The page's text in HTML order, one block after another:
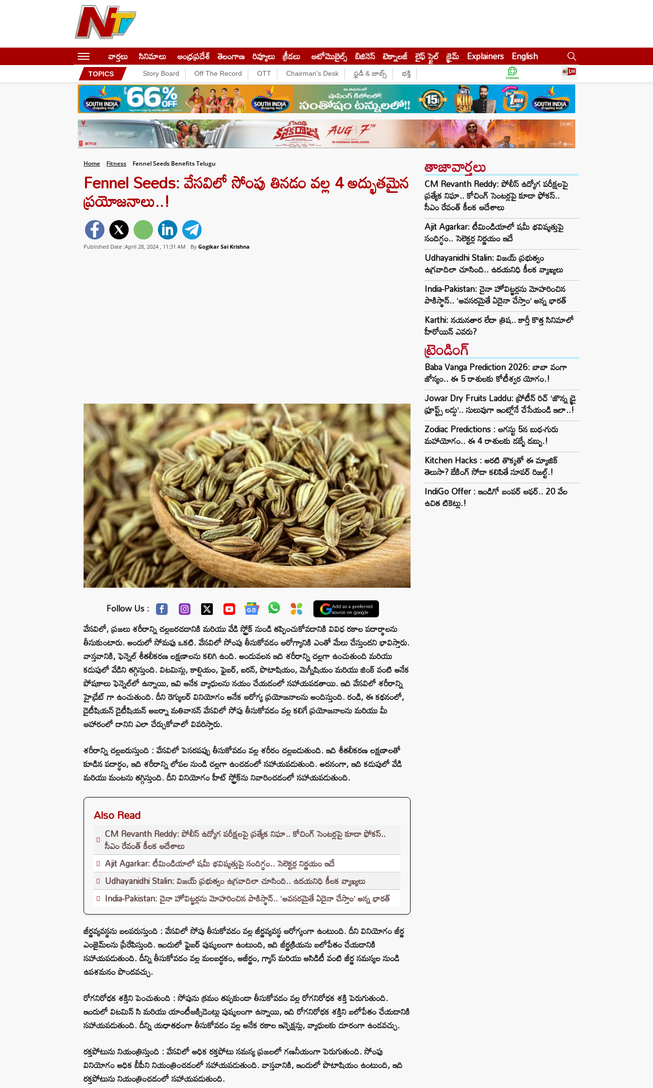
వార్తలు సినిమాలు ఆంధ్రప్రదేశ్ తెలంగాణ రివ్యూలు క్రీడలు ఆటోమొబైల్స్ బిజినెస్‌ టెక్నాలజీ లైఫ్ స్టైల్ క్రైమ్ Explainers English
TOPICS Story Board Off The Record OTT Chairman's Desk స్టడీ & జాబ్స్ భక్తి
Home Fitness Fennel Seeds Benefits Telugu
Fennel Seeds: వేసవిలో సోంపు తినడం వల్ల 4 అద్భుతమైన
ప్రయోజనాలు..!
Published Date :April 28, 2024 , 11:31 AM By Gogikar Sai Krishna
Follow Us : Add as a preferred
source on google
వేసవిలో, ప్రజలు శరీరాన్ని చల్లబరచడానికి మరియు వేడి స్ట్రోక్ నుండి తప్పించుకోవడానికి వివిధ రకాల పదార్థాలను
తీసుకుంటారు. అందులో సోమఫు ఒకటి. వేసవిలో సోంపు తీసుకోవడం ఆరోగ్యానికి ఎంతో మేలు చేస్తుందని భావిస్తారు.
వాస్తవానికి, ఫెన్నెల్ శీతలీకరణ లక్షణాలను కలిగి ఉంది. అందువలన ఇది శరీరాన్ని చల్లగా ఉంచుతుంది మరియు
కడుపులో వేడిని తగ్గిస్తుంది. విటమిన్లు, కాల్షియం, ఫైబర్, ఐరన్, పొటాషియం, మెగ్నీషియం మరియు జింక్ వంటి అనేక
పోషకాలు ఫెన్నెల్‌లో ఉన్నాయి, ఇవి అనేక వ్యాధులను నయం చేయడంలో సహాయపడతాయి. ఇది వేసవిలో శరీరాన్ని
హైడ్రేట్ గా ఉంచుతుంది. దీని రెగ్యులర్ వినియోగం అనేక ఆరోగ్య ప్రయోజనాలను అందిస్తుంది. రండి, ఈ కథనంలో,
డైటీషియన్ డైటీషియన్ అబర్నా మతివానన్ వేసవిలో సోపు తీసుకోవడం వల్ల కలిగే ప్రయోజనాలను మరియు మీ
ఆహారంలో దానిని ఎలా చేర్చుకోవాలో వివరిస్తారు.
శరీరాన్ని చల్లబరుస్తుంది : వేసవిలో పెసరపప్పు తీసుకోవడం వల్ల శరీరం చల్లబడుతుంది. ఇది శీతలీకరణ లక్షణాలతో
కూడిన పదార్ధం, ఇది శరీరాన్ని లోపల నుండి చల్లగా ఉంచడంలో సహాయపడుతుంది. అదనంగా, ఇది కడుపులో వేడి
మరియు మంటను తగ్గిస్తుంది. దీని వినియోగం హీట్ స్ట్రోక్‌ను నివారించడంలో సహాయపడుతుంది.
Also Read
CM Revanth Reddy: పోలీస్ ఉద్యోగ పరీక్షలపై ప్రత్యేక నిఘా.. కోచింగ్ సెంటర్లపై కూడా ఫోకస్..
సీఎం రేవంత్ కీలక ఆదేశాలు
Ajit Agarkar: టీమిండియాలో షమీ భవిష్యత్తుపై సందిగ్ధం.. సెలెక్టర్ల నిర్ణయం ఇదే
Udhayanidhi Stalin: విజయ్ ప్రభుత్వం ఉగ్రవాదిలా చూసింది.. ఉదయనిధి కీలక వ్యాఖ్యలు
India-Pakistan: చైనా హోవిట్జర్లను మోహరించిన పాకిస్థాన్.. ‘అవసరమైతే ఏదైనా చేస్తాం’ అన్న భారత్
జీర్ణవ్యవస్థను బలపరుస్తుంది : వేసవిలో సోపు తీసుకోవడం వల్ల జీర్ణవ్యవస్థ ఆరోగ్యంగా ఉంటుంది. దీని వినియోగం జీర్ణ
ఎంజైమ్‌లను ప్రేరేపిస్తుంది. ఇందులో ఫైబర్ పుష్కలంగా ఉంటుంది, ఇది జీర్ణక్రియను బలోపేతం చేయడానికి
సహాయపడుతుంది. దీన్ని తీసుకోవడం వల్ల మలబద్ధకం, అజీర్ణం, గ్యాస్ మరియు అసిడిటీ వంటి జీర్ణ సమస్యల నుండి
ఉపశమనం పొందవచ్చు.
రోగనిరోధక శక్తిని పెంచుతుంది : సోపును క్రమం తప్పకుండా తీసుకోవడం వల్ల రోగనిరోధక శక్తి పెరుగుతుంది.
ఇందులో విటమిన్ సి మరియు యాంటీఆక్సిడెంట్లు పుష్కలంగా ఉన్నాయి, ఇది రోగనిరోధక శక్తిని బలోపేతం చేయడానికి
సహాయపడుతుంది. దీన్ని యధాతధంగా తీసుకోవడం వల్ల అనేక రకాల ఇన్ఫెక్షన్లు, వ్యాధులకు దూరంగా ఉండవచ్చు.
రక్తపోటును నియంత్రిస్తుంది : వేసవిలో అధిక రక్తపోటు సమస్య ప్రజలలో గణనీయంగా పెరుగుతుంది. సోంఫు
వినియోగం అధిక బీపీని నియంత్రించడంలో సహాయపడుతుంది. వాస్తవానికి, ఇందులో పొటాషియం ఉంటుంది, ఇది
రక్తపోటును నియంత్రించడంలో సహాయపడుతుంది.
తాజావార్తలు
CM Revanth Reddy: పోలీస్ ఉద్యోగ పరీక్షలపై
ప్రత్యేక నిఘా.. కోచింగ్ సెంటర్లపై కూడా ఫోకస్..
సీఎం రేవంత్ కీలక ఆదేశాలు
Ajit Agarkar: టీమిండియాలో షమీ భవిష్యత్తుపై
సందిగ్ధం.. సెలెక్టర్ల నిర్ణయం ఇదే
Udhayanidhi Stalin: విజయ్ ప్రభుత్వం
ఉగ్రవాదిలా చూసింది.. ఉదయనిధి కీలక వ్యాఖ్యలు
India-Pakistan: చైనా హోవిట్జర్లను మోహరించిన
పాకిస్థాన్.. ‘అవసరమైతే ఏదైనా చేస్తాం’ అన్న భారత్
Karthi: నయనతార లేదా త్రిష.. కార్తీ కొత్త సినిమాలో
హీరోయిన్ ఎవరు?
ట్రెండింగ్‌
Baba Vanga Prediction 2026: బాబా వంగా
జోస్యం.. ఈ 5 రాశులకు కోటీశ్వర యోగం.!
Jowar Dry Fruits Laddu: ప్రోటీన్ రిచ్ ‘జొన్న డ్రై
ఫ్రూప్ట్స్ లడ్డు’.. సులువుగా ఇంట్లోనే చేసేయండి ఇలా..!
Zodiac Predictions : ఆగస్టు 5న బుధ-గురు
మహాయోగం.. ఈ 4 రాశులకు డబ్బే డబ్బు.!
Kitchen Hacks : అరటి తొక్కతో ఈ మ్యాజిక్
తెలుసా? బేకింగ్ సోడా కలిపితే సూపర్ రిజల్ట్.!
IndiGo Offer : ఇండిగో బంపర్ ఆఫర్.. 20 వేల
ఉచిత టికెట్లు.!